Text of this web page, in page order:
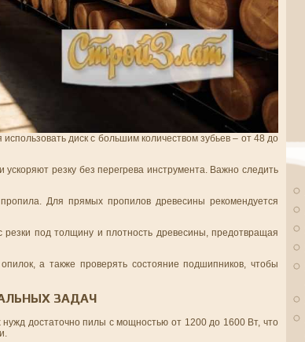
диск с большим количеством зубьев – от 48 до
резку без перегрева инструмента. Важно следить
Для прямых пропилов древесины рекомендуется
под толщину и плотность древесины, предотвращая
а также проверять состояние подшипников, чтобы
ЗАДАЧ
достаточно пилы с мощностью от 1200 до 1600 Вт, что